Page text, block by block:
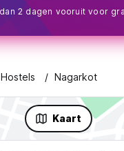
2 dagen vooruit voor
Nagarkot
Kaart